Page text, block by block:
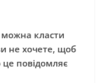
можна класти
не хочете, щоб
це повідомляє